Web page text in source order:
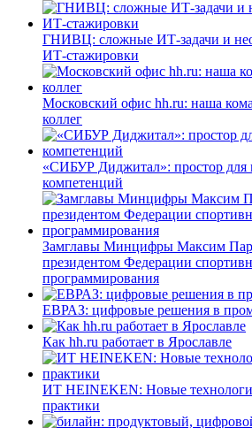
ГНИВЦ: сложные ИТ‑задачи и
ИТ‑стажировки
Московский офис hh.ru: наша
коллег
«СИБУР Диджитал»: простор
компетенций
Замглавы Минцифры Максим
президентом Федерации
программирования
ЕВРАЗ: цифровые решения в
Как hh.ru работает в Ярославле
ИТ HEINEKEN: Новые
практики